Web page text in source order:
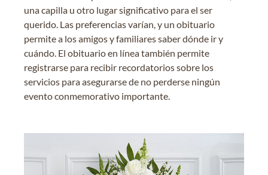
una capilla u otro lugar significativo para el ser
querido. Las preferencias varían, y un obituario
permite a los amigos y familiares saber dónde ir y
cuándo. El obituario en línea también permite
registrarse para recibir recordatorios sobre los
servicios para asegurarse de no perderse ningún
evento conmemorativo importante.